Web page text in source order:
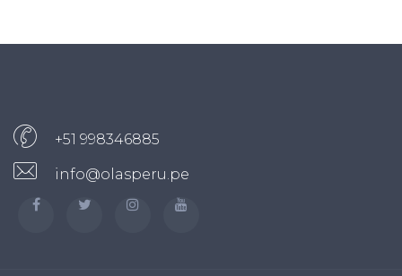
+51 998346885
info@olasperu.pe